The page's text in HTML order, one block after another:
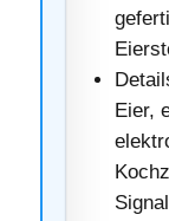
Eier,